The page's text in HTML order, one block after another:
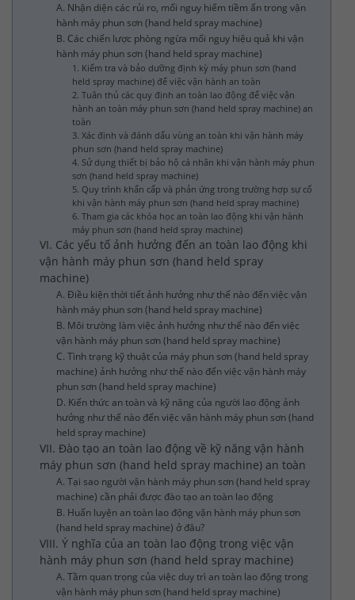
A. Nhận diện các rủi ro, mối nguy hiểm tiềm ẩn trong vận
hành máy phun sơn (hand held spray machine)
B. Các chiến lược phòng ngừa mối nguy hiệu quả khi vận
hành máy phun sơn (hand held spray machine)
1. Kiểm tra và bảo dưỡng định kỳ máy phun sơn (hand
held spray machine) để việc vận hành an toàn
2. Tuân thủ các quy định an toàn lao động để việc vận
hành an toàn máy phun sơn (hand held spray machine) an
toàn
3. Xác định và đánh dấu vùng an toàn khi vận hành máy
phun sơn (hand held spray machine)
4. Sử dụng thiết bị bảo hộ cá nhân khi vận hành máy phun
sơn (hand held spray machine)
5. Quy trình khẩn cấp và phản ứng trong trường hợp sự cố
khi vận hành máy phun sơn (hand held spray machine)
6. Tham gia các khóa học an toàn lao động khi vận hành
máy phun sơn (hand held spray machine)
VI. Các yếu tố ảnh hưởng đến an toàn lao động khi
vận hành máy phun sơn (hand held spray
machine)
A. Điều kiện thời tiết ảnh hưởng như thế nào đến việc vận
hành máy phun sơn (hand held spray machine)
B. Môi trường làm việc ảnh hưởng như thế nào đến việc
vận hành máy phun sơn (hand held spray machine)
C. Tình trạng kỹ thuật của máy phun sơn (hand held spray
machine) ảnh hưởng như thế nào đến việc vận hành máy
phun sơn (hand held spray machine)
D. Kiến thức an toàn và kỹ năng của người lao động ảnh
hưởng như thế nào đến việc vận hành máy phun sơn (hand
held spray machine)
VII. Đào tạo an toàn lao động về kỹ năng vận hành
máy phun sơn (hand held spray machine) an toàn
A. Tại sao người vận hành máy phun sơn (hand held spray
machine) cần phải được đào tạo an toàn lao động
B. Huấn luyện an toàn lao động vận hành máy phun sơn
(hand held spray machine) ở đâu?
VIII. Ý nghĩa của an toàn lao động trong việc vận
hành máy phun sơn (hand held spray machine)
A. Tầm quan trọng của việc duy trì an toàn lao động trong
vận hành máy phun sơn (hand held spray machine)